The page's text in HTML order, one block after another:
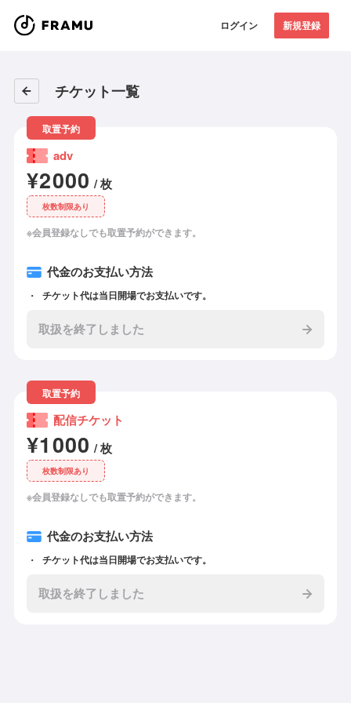
ログイン 新規登録
チケット一覧
取置予約
adv
¥2000 / 枚
枚数制限あり
※会員登録なしでも取置予約ができます。
代金のお支払い方法
チケット代は当日開場でお支払いです。
取扱を終了しました
取置予約
配信チケット
¥1000 / 枚
枚数制限あり
※会員登録なしでも取置予約ができます。
代金のお支払い方法
チケット代は当日開場でお支払いです。
取扱を終了しました